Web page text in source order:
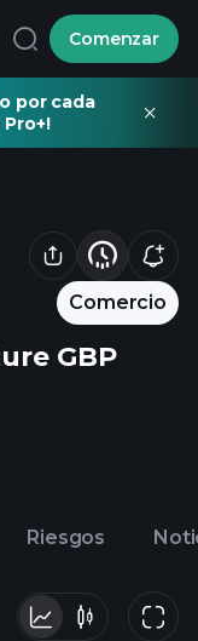
Comenzar
por cada
Comercio
GBP
Riesgos